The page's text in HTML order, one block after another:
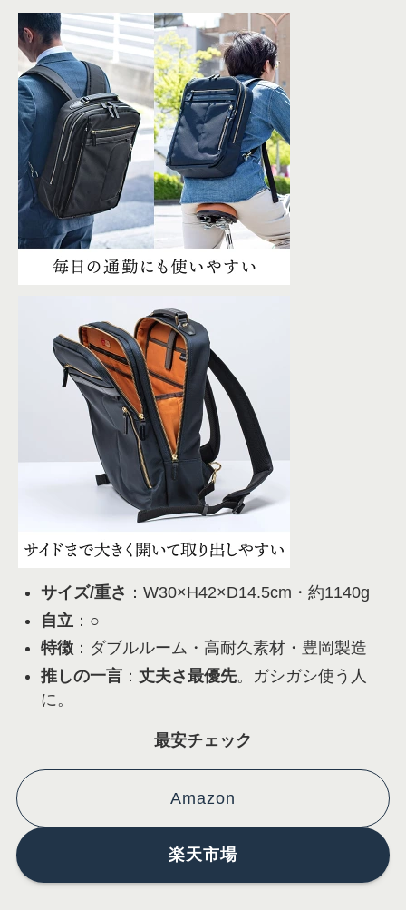
サイズ/重さ ：W30×H42×D14.5cm・約1140g
自立 ：○
特徴：ダブルルーム・高耐久素材・豊岡製造
推しの一言： 丈夫さ最優先。ガシガシ使う人
に。
最安チェック
Amazon
楽天市場